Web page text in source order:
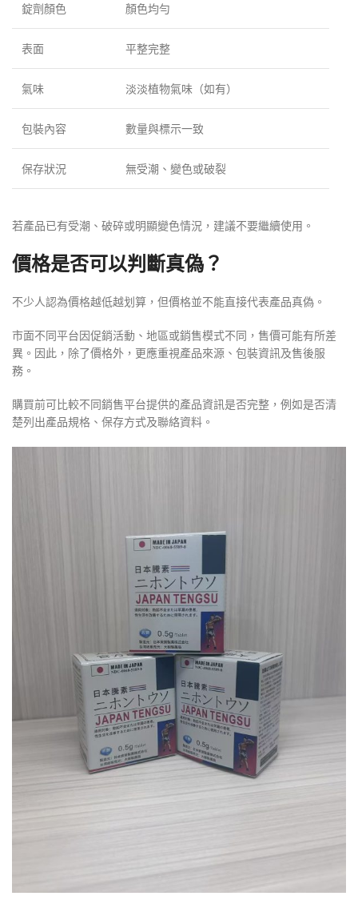
錠劑顏色 顏色均勻
表面 平整完整
氣味 淡淡植物氣味（如有）
包裝內容 數量與標示一致
保存狀況 無受潮、變色或破裂
若產品已有受潮、破碎或明顯變色情況，建議不要繼續使用。
價格是否可以判斷真偽？
不少人認為價格越低越划算，但價格並不能直接代表產品真偽。
市面不同平台因促銷活動、地區或銷售模式不同，售價可能有所差
異。因此，除了價格外，更應重視產品來源、包裝資訊及售後服
務。
購買前可比較不同銷售平台提供的產品資訊是否完整，例如是否清
楚列出產品規格、保存方式及聯絡資料。